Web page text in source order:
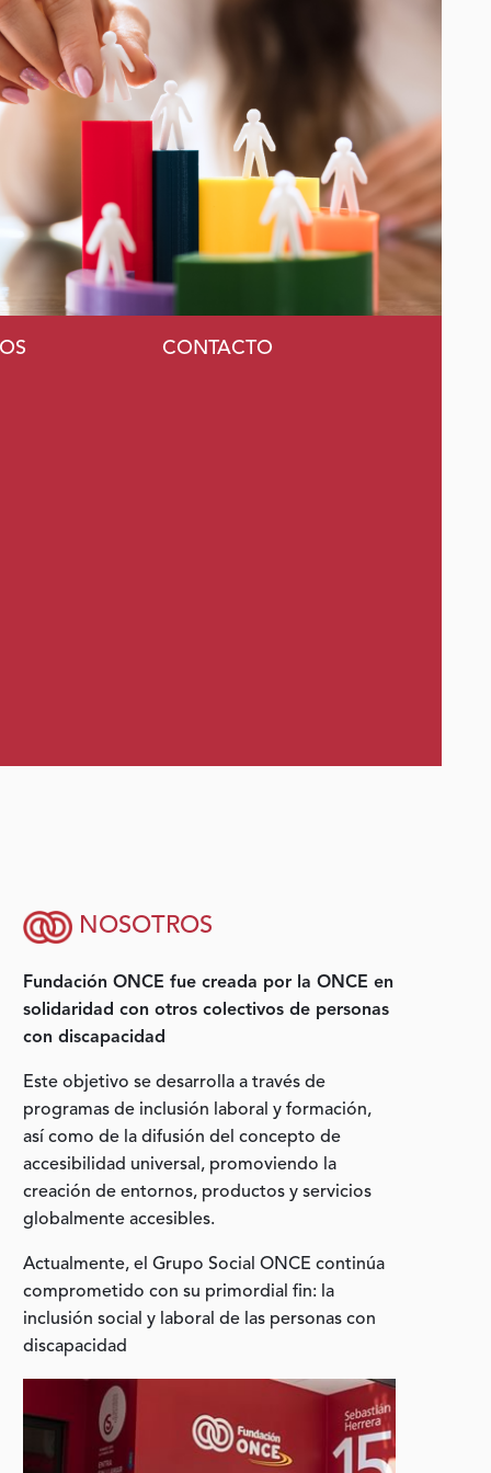
CONTACTO
NOSOTROS
Fundación ONCE fue creada por la ONCE en
solidaridad con otros colectivos de personas
con discapacidad
Este objetivo se desarrolla a través de
programas de inclusión laboral y formación,
así como de la difusión del concepto de
accesibilidad universal, promoviendo la
creación de entornos, productos y servicios
globalmente accesibles.
Actualmente, el Grupo Social ONCE continúa
comprometido con su primordial fin: la
inclusión social y laboral de las personas con
discapacidad